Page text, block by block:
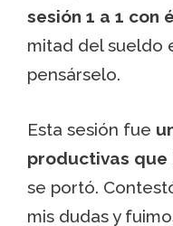
sesión 1 a 1 con
mitad del sueldo
pensárselo.
Esta sesión fue
productivas que
se portó.
mis dudas y